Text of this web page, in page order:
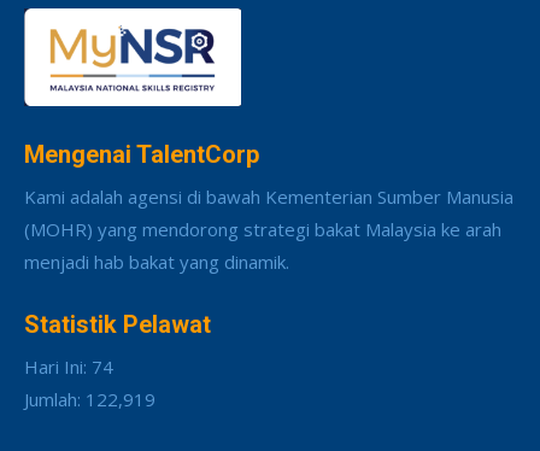
Mengenai TalentCorp
Kami adalah agensi di bawah Kementerian Sumber Manusia
(MOHR) yang mendorong strategi bakat Malaysia ke arah
menjadi hab bakat yang dinamik.
Statistik Pelawat
Hari Ini: 74
Jumlah: 122,919